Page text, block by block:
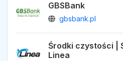
GBSBank
gbsbank.pl
Środki czystości |
Linea